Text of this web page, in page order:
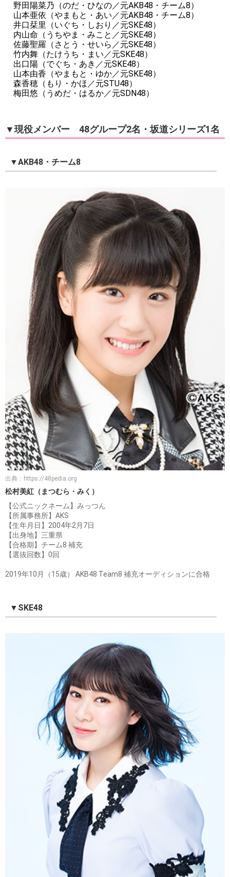
野田陽菜乃（のだ・ひなの／元AKB48・チーム8）
山本亜依（やまもと・あい／元AKB48・チーム8）
井口栞里（いぐち・しおり／元SKE48）
内山命（うちやま・みこと／元SKE48）
佐藤聖羅（さとう・せいら／元SKE48）
竹内舞（たけうち・まい／元SKE48）
出口陽（でぐち・あき／元SKE48）
山本由香（やまもと・ゆか／元SKE48）
森香穂（もり・かほ／元STU48）
梅田悠（うめだ・はるか／元SDN48）
▼現役メンバー 48グループ2名・坂道シリーズ1名
▼AKB48・チーム8
出典： https://48pedia.org
松村美紅（まつむら・みく）
【公式ニックネーム】みっつん
【所属事務所】AKS
【生年月日】2004年2月7日
【出身地】三重県
【合格期】チーム8 補充
【選抜回数】0回
2019年10月（15歳） AKB48 Team8 補充オーディションに合格
▼SKE48